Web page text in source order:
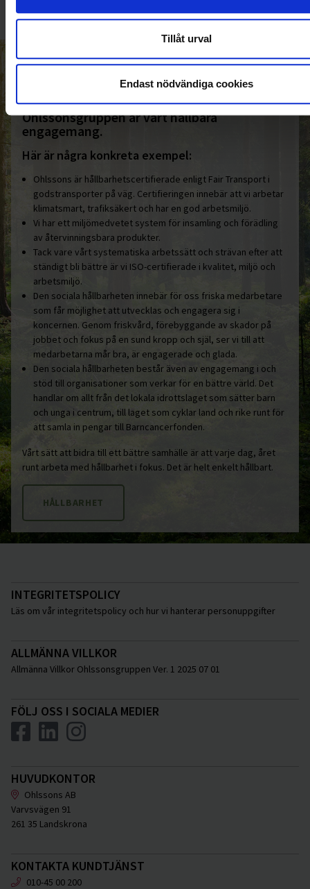
Tillåt urval
Endast nödvändiga cookies
HELT ENKELT HÅLLBART
Den gemensamma nämnaren i
Ohlssonsgruppen är vårt hållbara
engagemang.
Här är några konkreta exempel:
Ohlssons är hållbarhetscertifierade enligt Fair Transport i
godstransporter på väg. Certifieringen innebär att vi arbetar
klimatsmart, trafiksäkert och har en god arbetsmiljö.
Vi har ett miljömedvetet system för insamling och förädling
av återvinningsbara produkter.
Tack vare vårt systematiska arbetssätt och strävan efter att
ständigt bli bättre är vi ISO-certifierade i kvalitet, miljö och
arbetsmiljö.
Den sociala hållbarheten innebär för oss friska medarbetare
som får möjlighet att utvecklas och engagera sig i
koncernen. Genom friskvård, förebyggande av skador på
jobbet och fokus på en sund kropp och själ, ser vi till att
medarbetarna mår bra, är engagerade och glada.
Den sociala hållbarheten består även av engagemang i och
stöd till organisationer som verkar för en bättre värld. Det
handlar om allt från det lokala idrottslaget som sätter barn
och unga i centrum, till laget som cyklar land och rike runt för
att samla in pengar till Barncancerfonden.
Vårt sätt att bidra till ett bättre samhälle är att varje dag, året
runt arbeta med hållbarhet i fokus. Det är helt enkelt hållbart.
HÅLLBARHET
INTEGRITETSPOLICY
Läs om vår integritetspolicy och hur vi hanterar personuppgifter
ALLMÄNNA VILLKOR
Allmänna Villkor Ohlssonsgruppen Ver. 1 2025 07 01
FÖLJ OSS I SOCIALA MEDIER
HUVUDKONTOR
Ohlssons AB
Varvsvägen 91
261 35 Landskrona
KONTAKTA KUNDTJÄNST
010-45 00 200